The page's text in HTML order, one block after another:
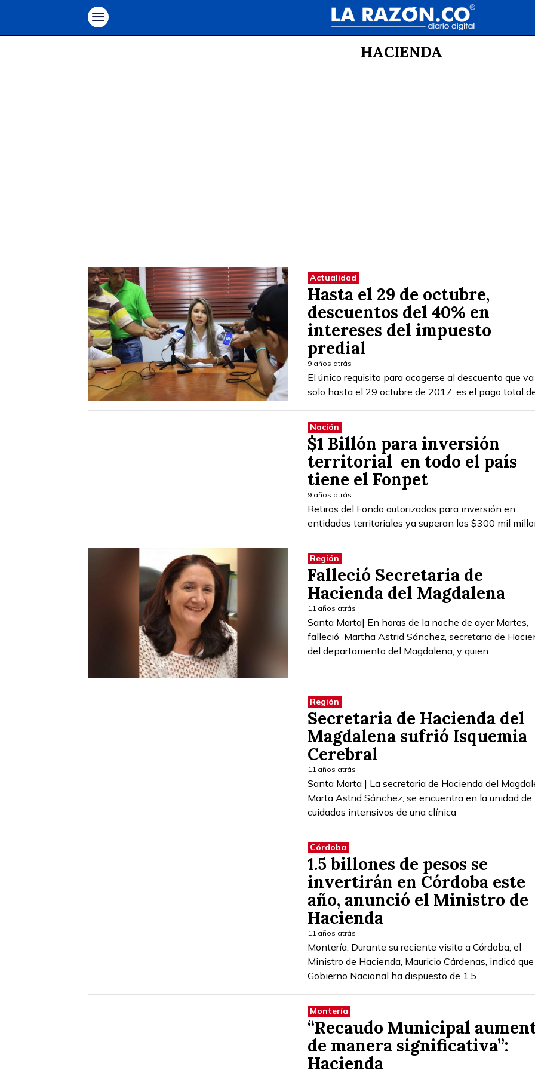
HACIENDA
Actualidad
Hasta el 29 de octubre,
descuentos del 40% en
intereses del impuesto
predial
9 años atrás
El único requisito para acogerse al descuento que va
solo hasta el 29 octubre de 2017, es el pago total
Nación
$1 Billón para inversión
territorial en todo el país
tiene el Fonpet
9 años atrás
Retiros del Fondo autorizados para inversión en
entidades territoriales ya superan los $300 mil
Región
Falleció Secretaria de
Hacienda del Magdalena
11 años atrás
Santa Marta| En horas de la noche de ayer Martes,
falleció Martha Astrid Sánchez, secretaria de
del departamento del Magdalena, y quien
Región
Secretaria de Hacienda del
Magdalena sufrió Isquemia
Cerebral
11 años atrás
Santa Marta | La secretaria de Hacienda del
Marta Astrid Sánchez, se encuentra en la unidad de
cuidados intensivos de una clínica
Córdoba
1.5 billones de pesos se
invertirán en Córdoba este
año, anunció el Ministro de
Hacienda
11 años atrás
Montería. Durante su reciente visita a Córdoba, el
Ministro de Hacienda, Mauricio Cárdenas, indicó
Gobierno Nacional ha dispuesto de 1.5
Montería
“Recaudo Municipal
de manera significativa”:
Hacienda